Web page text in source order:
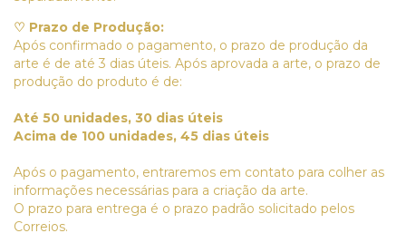
♡ Prazo de Produção:
Após confirmado o pagamento, o prazo de produção da
arte é de até 3 dias úteis. Após aprovada a arte, o prazo de
produção do produto é de:
Até 50 unidades, 30 dias úteis
Acima de 100 unidades, 45 dias úteis
Após o pagamento, entraremos em contato para colher as
informações necessárias para a criação da arte.
O prazo para entrega é o prazo padrão solicitado pelos
Correios.